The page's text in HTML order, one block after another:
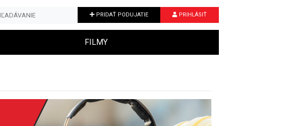
PRIDAŤ PODUJATIE PRIHLÁSIŤ
FILMY